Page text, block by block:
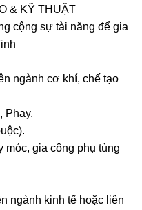
& KỸ THUẬT
cộng sự tài năng để gia
ngành cơ khí, chế tạo
Phay.
móc, gia công phụ tùng
ngành kinh tế hoặc liên